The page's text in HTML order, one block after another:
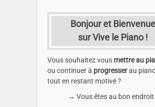
Bonjour et Bienvenue
sur Vive le Piano !
Vous souhaitez vous mettre au
ou continuer à progresserau
tout en restant motivé ?
→ Vous êtes au bon endroit